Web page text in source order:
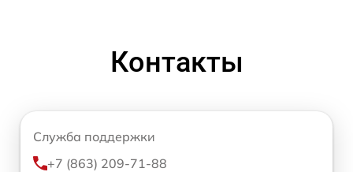
Контакты
Служба поддержки
+7 (863) 209-71-88